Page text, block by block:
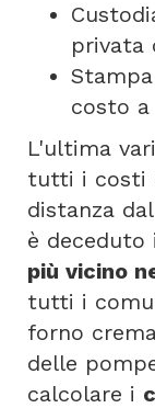
privata
costo
L'ultima
tutti i costi
distanza
è deceduto
più vicino
tutti i
forno
delle
calcolare i